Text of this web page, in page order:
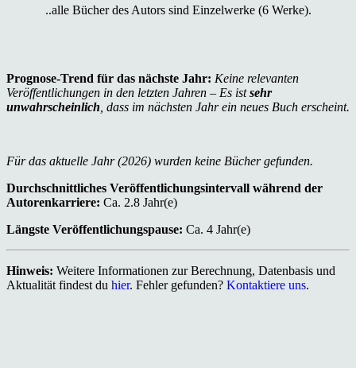
..alle Bücher des Autors sind Einzelwerke (6 Werke).
Prognose-Trend für das nächste Jahr: Keine relevanten
Veröffentlichungen in den letzten Jahren – Es istsehr
unwahrscheinlich, dass im nächsten Jahr ein neues Buch erscheint.
Für das aktuelle Jahr (2026) wurden keine Bücher gefunden.
Durchschnittliches Veröffentlichungsintervall während der
Autorenkarriere: Ca. 2.8 Jahr(e)
Längste Veröffentlichungspause: Ca. 4 Jahr(e)
Hinweis: Weitere Informationen zur Berechnung, Datenbasis und
Aktualität findest du hier. Fehler gefunden? Kontaktiere uns.